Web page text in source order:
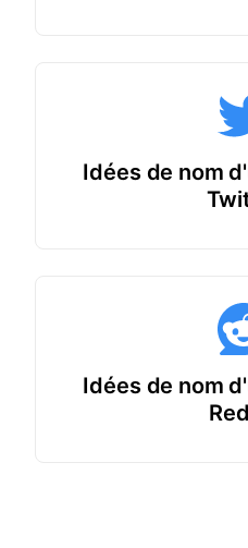
Idées de nom
Idées de nom